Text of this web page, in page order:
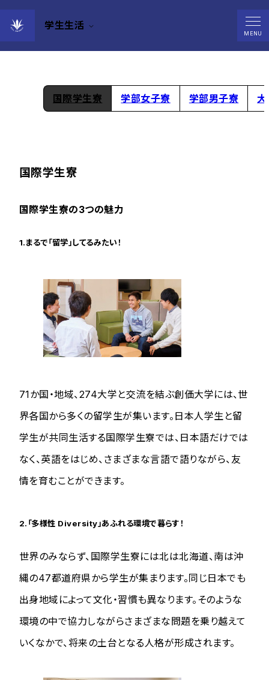
学生生活
MENU
学生寮紹介
国際学生寮 学部女子寮 学部男子寮
国際学生寮
国際学生寮の3つの魅力
1.まるで「留学」してるみたい！
71か国・地域、274大学と交流を結ぶ創価大学には、世
界各国から多くの留学生が集います。日本人学生と留
学生が共同生活する国際学生寮では、日本語だけでは
なく、英語をはじめ、さまざまな言語で語りながら、友
情を育むことができます。
2.「多様性 Diversity」あふれる環境で暮らす！
世界のみならず、国際学生寮には北は北海道、南は沖
縄の47都道府県から学生が集まります。同じ日本でも
出身地域によって文化・習慣も異なります。そのような
環境の中で協力しながらさまざまな問題を乗り越えて
いくなかで、将来の土台となる人格が形成されます。